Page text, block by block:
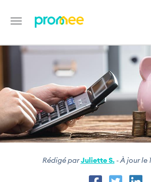
contenu
principal
Image
Rédigé parJuliette S.- À jour le